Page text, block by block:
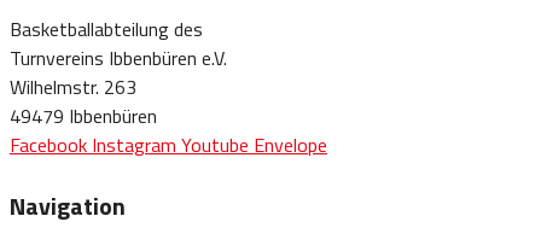
Basketballabteilung des
Turnvereins Ibbenbüren e.V.
Wilhelmstr. 263
49479 Ibbenbüren
Facebook Instagram Youtube Envelope
Navigation